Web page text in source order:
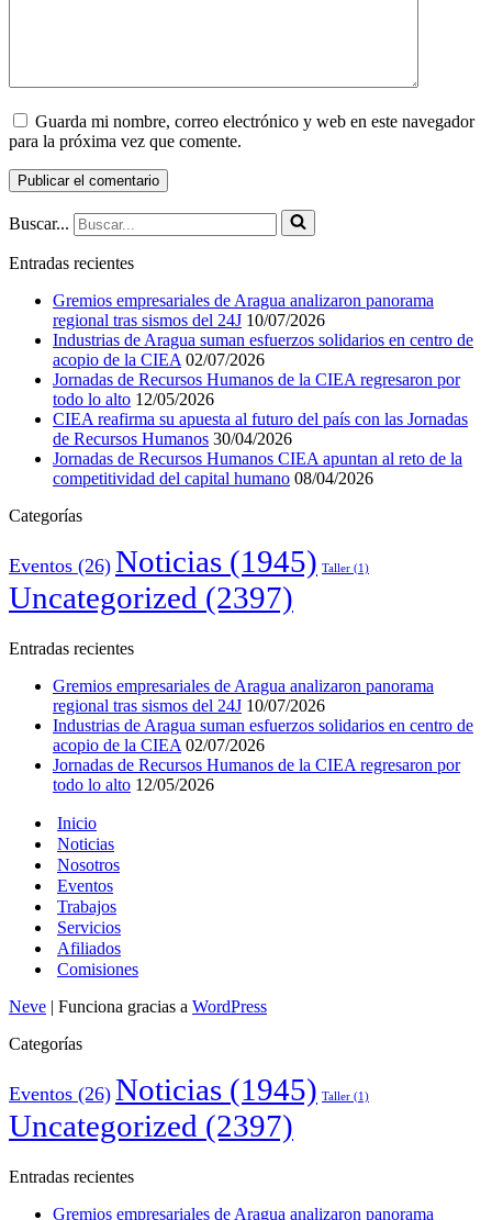
Guarda mi nombre, correo electrónico y web en este navegador
para la próxima vez que comente.
Buscar...
Entradas recientes
Gremios empresariales de Aragua analizaron panorama
regional tras sismos del 24J 10/07/2026
Industrias de Aragua suman esfuerzos solidarios en centro de
acopio de la CIEA 02/07/2026
Jornadas de Recursos Humanos de la CIEA regresaron por
todo lo alto 12/05/2026
CIEA reafirma su apuesta al futuro del país con las Jornadas
de Recursos Humanos 30/04/2026
Jornadas de Recursos Humanos CIEA apuntan al reto de la
competitividad del capital humano 08/04/2026
Categorías
Eventos (26) Noticias (1945) Taller (1)
Uncategorized (2397)
Entradas recientes
Gremios empresariales de Aragua analizaron panorama
regional tras sismos del 24J 10/07/2026
Industrias de Aragua suman esfuerzos solidarios en centro de
acopio de la CIEA 02/07/2026
Jornadas de Recursos Humanos de la CIEA regresaron por
todo lo alto 12/05/2026
Inicio
Noticias
Nosotros
Eventos
Trabajos
Servicios
Afiliados
Comisiones
Neve | Funciona gracias a WordPress
Categorías
Eventos (26) Noticias (1945) Taller (1)
Uncategorized (2397)
Entradas recientes
Gremios empresariales de Aragua analizaron panorama